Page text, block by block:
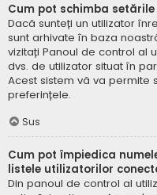
Cum pot schimba setările
Dacă sunteți un utilizator
sunt arhivate în baza
vizitați Panoul de control al
dvs. de utilizator situat în
Acest sistem vă va permite
preferințele.
Sus
Cum pot împiedica
listele utilizatorilor
Din panoul de control al